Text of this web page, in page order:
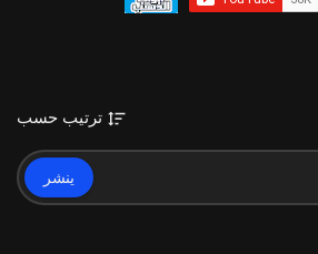
القصيرة)
العامة على التلغرام
ترتيب حسب
ينشر